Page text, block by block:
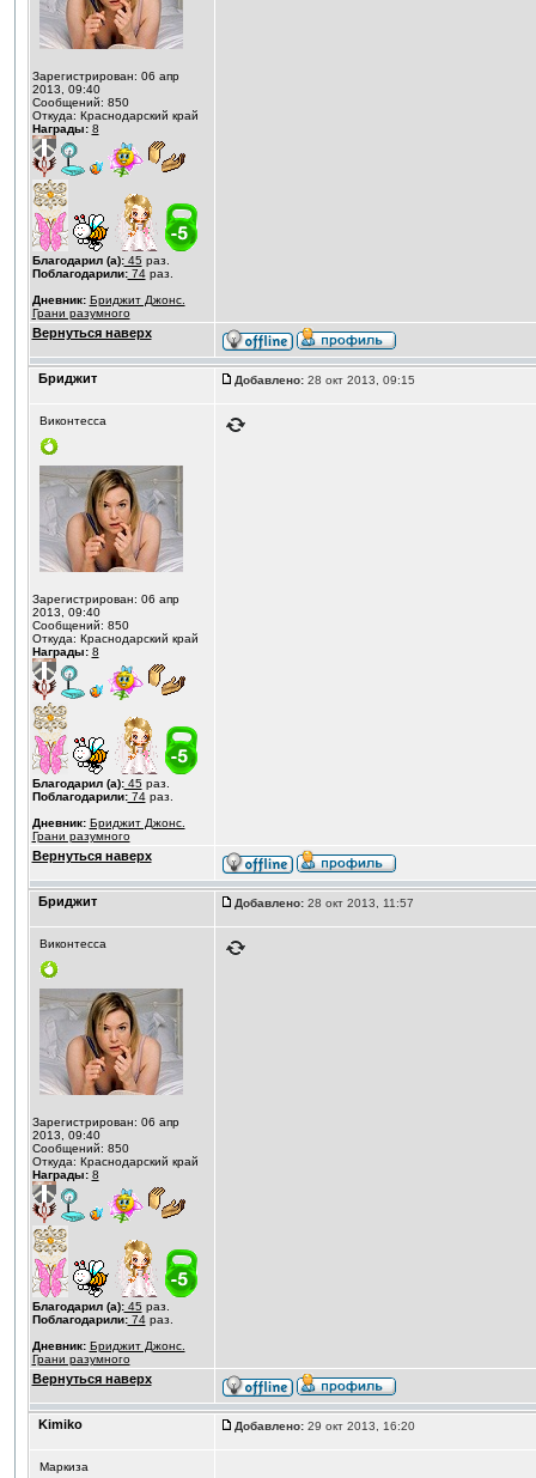
Зарегистрирован: 06 апр
2013, 09:40
Сообщений: 850
Откуда: Краснодарский край
Награды: 8
Благодарил (а):45 раз.
Поблагодарили:74раз.
Дневник: Бриджит Джонс.
Грани разумного
Вернуться наверх
Бриджит Добавлено:28 окт 2013, 09:15
Виконтесса
Зарегистрирован: 06 апр
2013, 09:40
Сообщений: 850
Откуда: Краснодарский край
Награды: 8
Благодарил (а):45раз.
Поблагодарили:74раз.
Дневник: Бриджит Джонс.
Грани разумного
Вернуться наверх
Бриджит Добавлено:28 окт 2013, 11:57
Виконтесса
Зарегистрирован: 06 апр
2013, 09:40
Сообщений: 850
Откуда: Краснодарский край
Награды: 8
Благодарил (а):45 раз.
Поблагодарили:74раз.
Дневник: Бриджит Джонс.
Грани разумного
Вернуться наверх
Kimiko Добавлено:29 окт 2013, 16:20
Маркиза